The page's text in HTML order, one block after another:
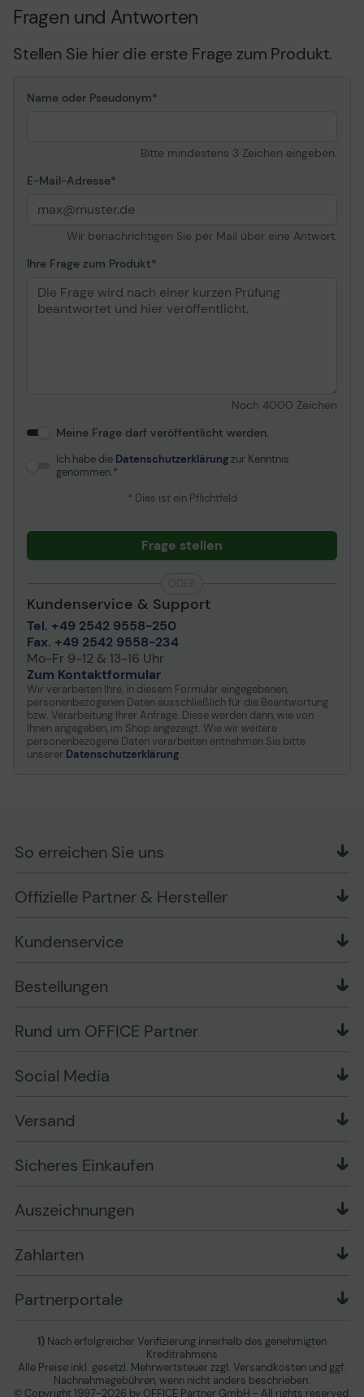
Fragen und Antworten
Stellen Sie hier die erste Frage zum Produkt.
Name oder Pseudonym
Bitte mindestens 3 Zeichen eingeben.
E-Mail-Adresse
Wir benachrichtigen Sie per Mail über eine Antwort.
Ihre Frage zum Produkt
Noch 4000 Zeichen
Meine Frage darf veröffentlicht werden.
Ich habe die Datenschutzerklärungzur Kenntnis
genommen.
* Dies ist ein Pflichtfeld
Frage stellen
Kundenservice & Support
Tel. +49 2542 9558-250
Fax. +49 2542 9558-234
Mo-Fr 9-12 & 13-16 Uhr
Zum Kontaktformular
Wir verarbeiten Ihre, in diesem Formular eingegebenen,
personenbezogenen Daten ausschließlich für die Beantwortung
bzw. Verarbeitung Ihrer Anfrage. Diese werden dann, wie von
Ihnen angegeben, im Shop angezeigt. Wie wir weitere
personenbezogene Daten verarbeiten entnehmen Sie bitte
unserer Datenschutzerklärung.
Offizielle Partner & Hersteller
Kundenservice
Bewertungsrichtlinien
Wissen mit OP
Markenshops
Garantiearten
Information zur Entsorgung von Batterien und
Vertrag widerrufen
Bestellungen
Versand im Namen Dritter
Muster-Widerrufsformular
Versandinformationen
Sicheres Einkaufen
AGB
Rund um OFFICE Partner
Stellenangebote
Playox.de
Presse
Impressum
Zu den Barrierefreiheitseinstellungen
Erklärung zur Barrierefreiheit
So erreichen Sie uns
Schlesierring 35
Telefon: +49 (0) 2542 / 9558250
Ansprechpartner bei fehlerhafter Ware und Schäden
Social Media
Versand
Sicheres Einkaufen
Auszeichnungen
Zahlarten
Partnerportale
1) Nach erfolgreicher Verifizierung innerhalb des genehmigten
Kreditrahmens
Alle Preise inkl. gesetzl. Mehrwertsteuer zzgl. Versandkosten und ggf.
Nachnahmegebühren, wenn nicht anders beschrieben.
© Copyright 1997-2026 by OFFICE Partner GmbH - All rights reserved.